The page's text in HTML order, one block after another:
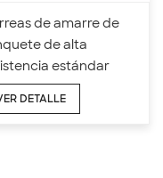
de amarre de
de alta
estándar
2 de 50 mm x 5T
DETALLE